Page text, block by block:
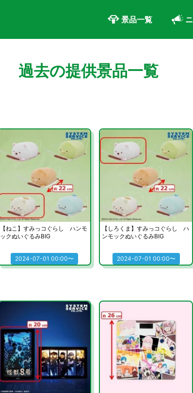
景品一覧
過去の提供景品一覧
【ねこ】すみっコぐらし ハンモ
ックぬいぐるみBIG
2024-07-01 00:00〜
【しろくま】すみっコぐらし ハ
ンモックぬいぐるみBIG
2024-07-01 00:00〜